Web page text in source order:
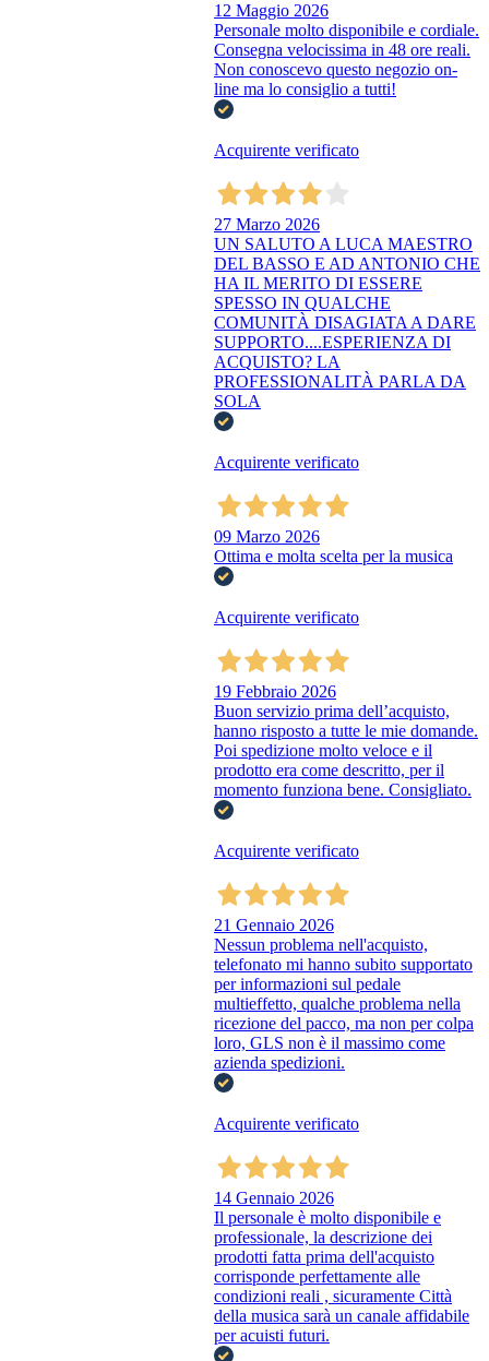
12 Maggio 2026
Personale molto disponibile e cordiale.
Consegna velocissima in 48 ore reali.
Non conoscevo questo negozio on-
line ma lo consiglio a tutti!
Acquirente verificato
27 Marzo 2026
UN SALUTO A LUCA MAESTRO
DEL BASSO E AD ANTONIO CHE
HA IL MERITO DI ESSERE
SPESSO IN QUALCHE
COMUNITÀ DISAGIATA A DARE
SUPPORTO....ESPERIENZA DI
ACQUISTO? LA
PROFESSIONALITÀ PARLA DA
SOLA
Acquirente verificato
09 Marzo 2026
Ottima e molta scelta per la musica
Acquirente verificato
19 Febbraio 2026
Buon servizio prima dell’acquisto,
hanno risposto a tutte le mie domande.
Poi spedizione molto veloce e il
prodotto era come descritto, per il
momento funziona bene. Consigliato.
Acquirente verificato
21 Gennaio 2026
Nessun problema nell'acquisto,
telefonato mi hanno subito supportato
per informazioni sul pedale
multieffetto, qualche problema nella
ricezione del pacco, ma non per colpa
loro, GLS non è il massimo come
azienda spedizioni.
Acquirente verificato
14 Gennaio 2026
Il personale è molto disponibile e
professionale, la descrizione dei
prodotti fatta prima dell'acquisto
corrisponde perfettamente alle
condizioni reali , sicuramente Città
della musica sarà un canale affidabile
per acuisti futuri.